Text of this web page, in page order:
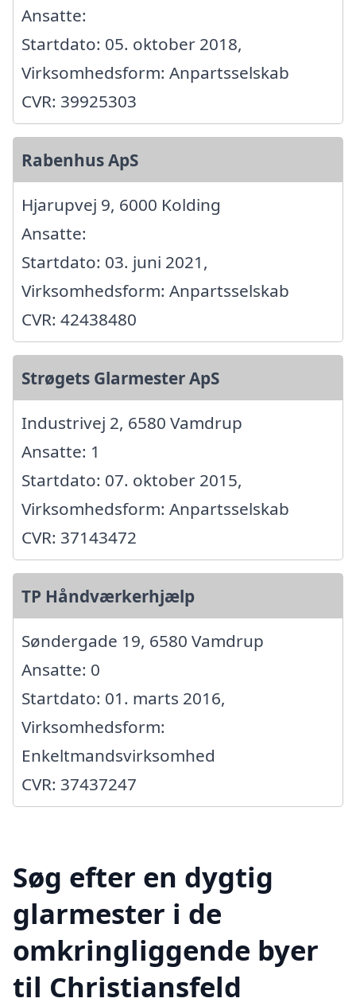
Ansatte:
Startdato: 05. oktober 2018,
Virksomhedsform: Anpartsselskab
CVR: 39925303
Rabenhus ApS
Hjarupvej 9, 6000 Kolding
Ansatte:
Startdato: 03. juni 2021,
Virksomhedsform: Anpartsselskab
CVR: 42438480
Strøgets Glarmester ApS
Industrivej 2, 6580 Vamdrup
Ansatte: 1
Startdato: 07. oktober 2015,
Virksomhedsform: Anpartsselskab
CVR: 37143472
TP Håndværkerhjælp
Søndergade 19, 6580 Vamdrup
Ansatte: 0
Startdato: 01. marts 2016,
Virksomhedsform:
Enkeltmandsvirksomhed
CVR: 37437247
Søg efter en dygtig
glarmester i de
omkringliggende byer
til Christiansfeld